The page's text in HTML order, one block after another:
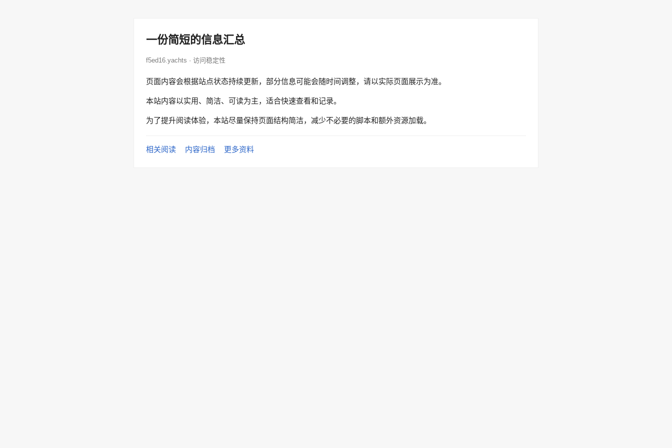
一份简短的信息汇总
f5ed16.yachts · 访问稳定性
页面内容会根据站点状态持续更新，部分信息可能会随时间调整，请以实际页面展示为准。
本站内容以实用、简洁、可读为主，适合快速查看和记录。
为了提升阅读体验，本站尽量保持页面结构简洁，减少不必要的脚本和额外资源加载。
相关阅读 内容归档 更多资料